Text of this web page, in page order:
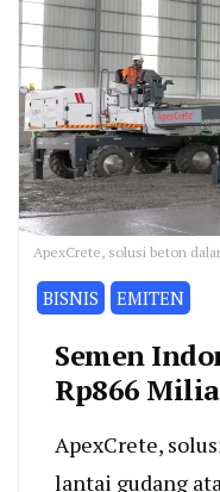
ApexCrete, solusi beton
BISNIS EMITEN
Semen
Rp866
ApexCrete,
lantai gudang